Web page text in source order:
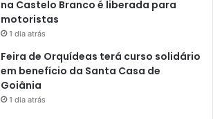
na Castelo Branco é liberada para
motoristas
1 dia atrás
Feira de Orquídeas terá curso solidário
em benefício da Santa Casa de
Goiânia
1 dia atrás